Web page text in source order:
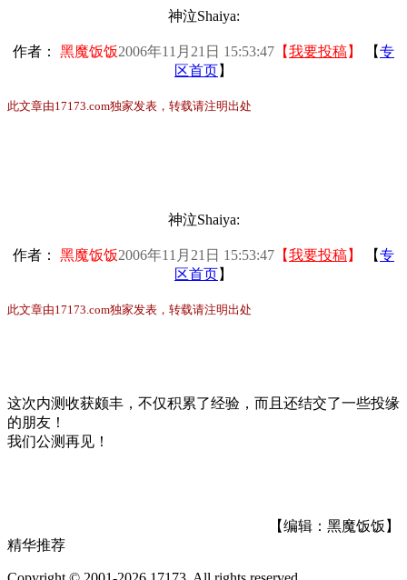
神泣Shaiya:
作者： 黑魔饭饭2006年11月21日 15:53:47 【我要投稿】 【专
区首页】
此文章由17173.com独家发表，转载请注明出处
神泣Shaiya:
作者： 黑魔饭饭2006年11月21日 15:53:47 【我要投稿】 【专
区首页】
此文章由17173.com独家发表，转载请注明出处
这次内测收获颇丰，不仅积累了经验，而且还结交了一些投缘
的朋友！
我们公测再见！
【编辑：黑魔饭饭】
精华推荐